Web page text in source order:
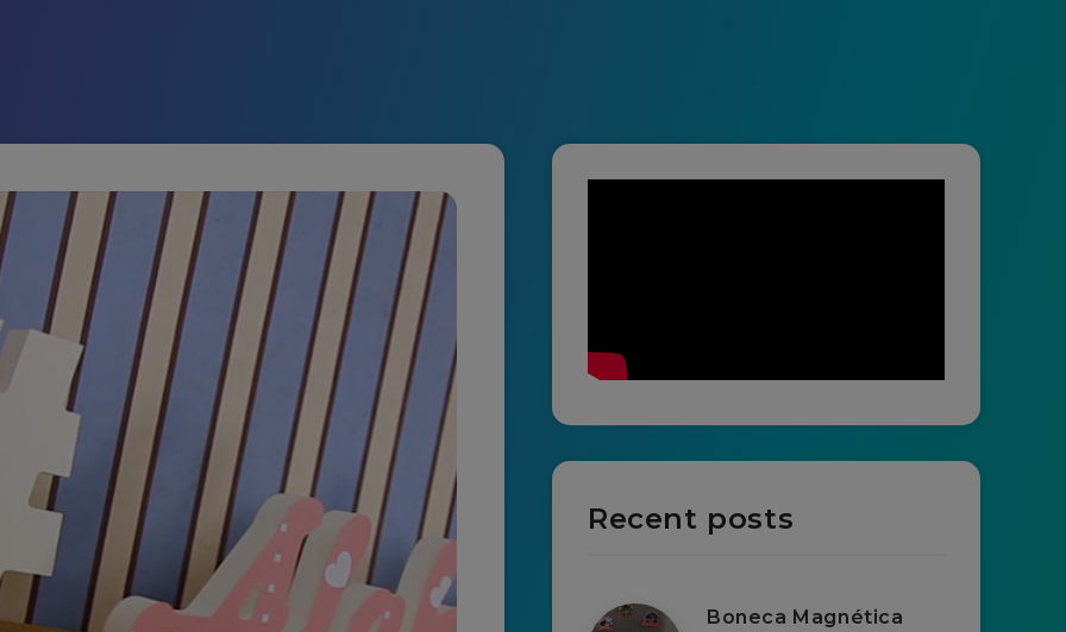
Recent posts
Boneca Magnética